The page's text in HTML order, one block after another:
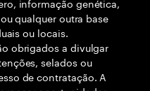
qualquer outra base
ou locais.
obrigados a divulgar
selados ou
de contratação. A